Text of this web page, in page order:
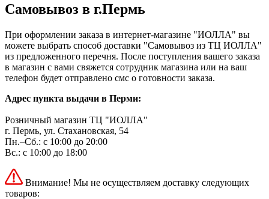
Самовывоз в г.Пермь
При оформлении заказа в интернет-магазине "ИОЛЛА" вы
можете выбрать способ доставки "Самовывоз из ТЦ ИОЛЛА"
из предложенного перечня. После поступления вашего заказа
в магазин с вами свяжется сотрудник магазина или на ваш
телефон будет отправлено смс о готовности заказа.
Адрес пункта выдачи в Перми:
Розничный магазин ТЦ "ИОЛЛА"
г. Пермь, ул. Стахановская, 54
Пн.–Сб.: с 10:00 до 20:00
Вс.: с 10:00 до 18:00
Внимание! Мы не осуществляем доставку следующих
товаров: